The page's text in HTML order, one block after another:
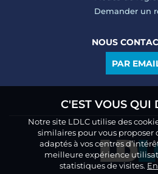
Demander un
NOUS
PAR
C'EST VOUS QUI
Notre site LDLC utilise des
similaires pour vous proposer
adaptés à vos centres
meilleure expérience
statistiques de visites.